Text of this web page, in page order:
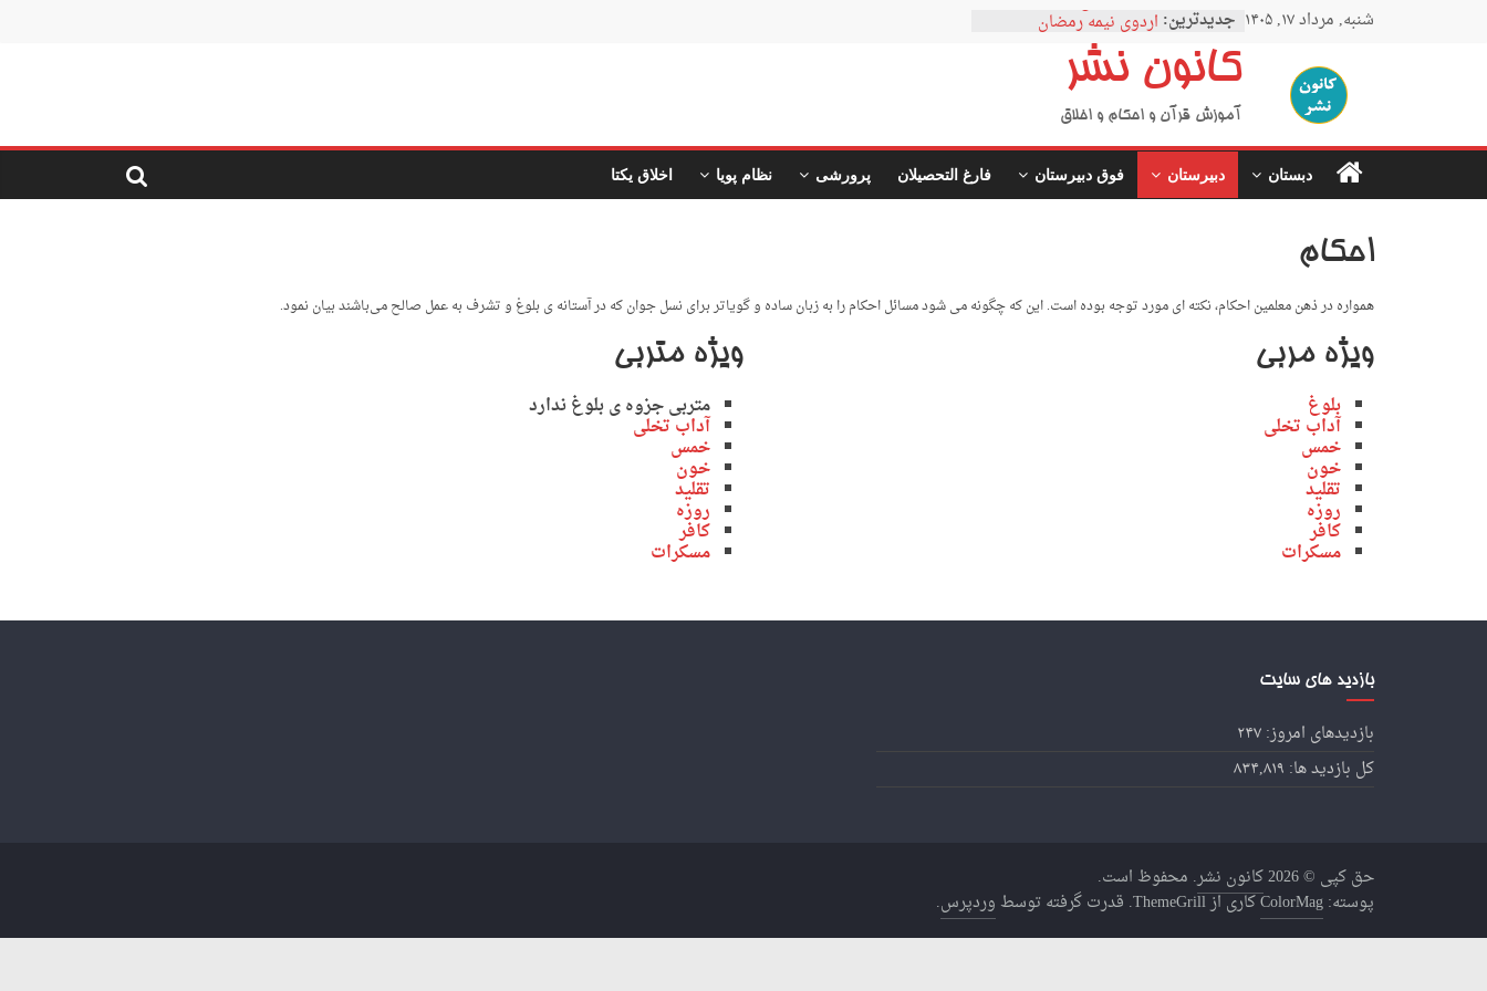
شنبه, مرداد ۱۷, ۱۴۰۵ جدیدترین: اردوی نیمه رمضان
اردوی نیمه شعبان
اردوی غدیر
اردوی محرم
کانون نشر
آموزش قرآن و احکام و اخلاق
دبستان دبیرستان فوق دبیرستان فارغ التحصیلان پرورشی نظام پویا اخلاق یکتا
احکام
همواره در ذهن معلمین احکام، نکته ای مورد توجه بوده است. این که چگونه می شود مسائل احکام را به زبان ساده و گویاتر برای نسل جوان که در آستانه ی بلوغ و تشرف به عمل صالح می‌باشند بیان نمود.
ویژه مربی
بلوغ
آداب تخلی
خمس
خون
تقلید
روزه
کافر
مسکرات
ویژه متربی
متربی جزوه ی بلوغ ندارد
آداب تخلی
خمس
خون
تقلید
روزه
کافر
مسکرات
بازدید های سایت
بازدیدهای امروز:۲۴۷
کل بازدید ها: ۸۳۴,۸۱۹
حق کپی © 2026 کانون نشر. محفوظ است.
پوسته:ColorMagکاری از ThemeGrill. قدرت گرفته توسط وردپرس.